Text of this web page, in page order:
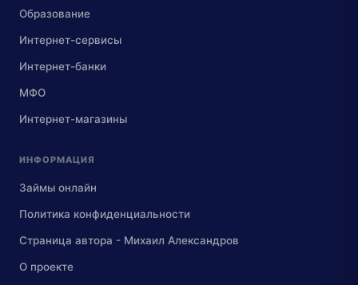
Образование
Интернет-сервисы
Интернет-банки
МФО
Интернет-магазины
ИНФОРМАЦИЯ
Займы онлайн
Политика конфиденциальности
Страница автора - Михаил Александров
О проекте